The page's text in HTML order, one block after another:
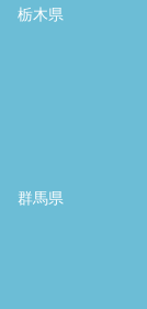
栃木県
群馬県